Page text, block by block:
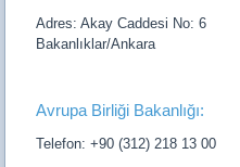
Adres: Akay Caddesi No: 6
Bakanlıklar/Ankara
Avrupa Birliği Bakanlığı:
Telefon: +90 (312) 218 13 00